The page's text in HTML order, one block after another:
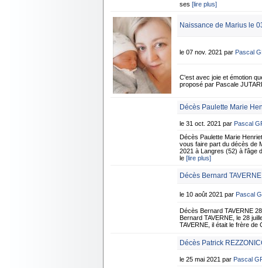
ses [lire plus]
Naissance de Marius le
le 07 nov. 2021 par Pascal
C'est avec joie et émotion
proposé par Pascale
Décès Paulette Marie
le 31 oct. 2021 par Pascal
Décès Paulette Marie
vous faire part du décès de
2021 à Langres (52) à l'âge
le [lire plus]
Décès Bernard
le 10 août 2021 par Pascal
Décès Bernard TAVERNE
Bernard TAVERNE, le 28
TAVERNE, il était le frère
Décès Patrick
le 25 mai 2021 par Pascal